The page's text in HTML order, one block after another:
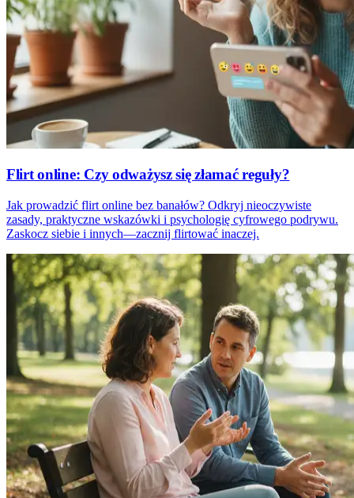
Flirt online: Czy odważysz się złamać reguły?
Jak prowadzić flirt online bez banałów? Odkryj nieoczywiste
zasady, praktyczne wskazówki i psychologię cyfrowego podrywu.
Zaskocz siebie i innych—zacznij flirtować inaczej.